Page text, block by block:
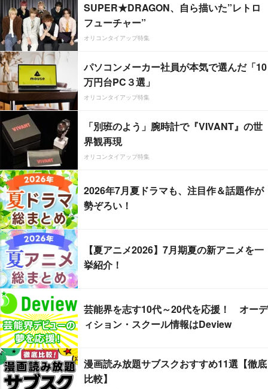
SUPER★DRAGON、自ら描いた”レトロ
フューチャー”
オリコンタイアップ特集
パソコンメーカー社員が本気で選んだ「10
万円台PC３選」
オリコンタイアップ特集
「別班のよう」腕時計で『VIVANT』の世
界観再現
オリコンタイアップ特集
2026年7月夏ドラマも、注目作＆話題作が
勢ぞろい！
【夏アニメ2026】7月期夏の新アニメを一
挙紹介！
芸能界を志す10代～20代を応援！ オーデ
ィション・スクール情報はDeview
漫画読み放題サブスクおすすめ11選【徹底
比較】